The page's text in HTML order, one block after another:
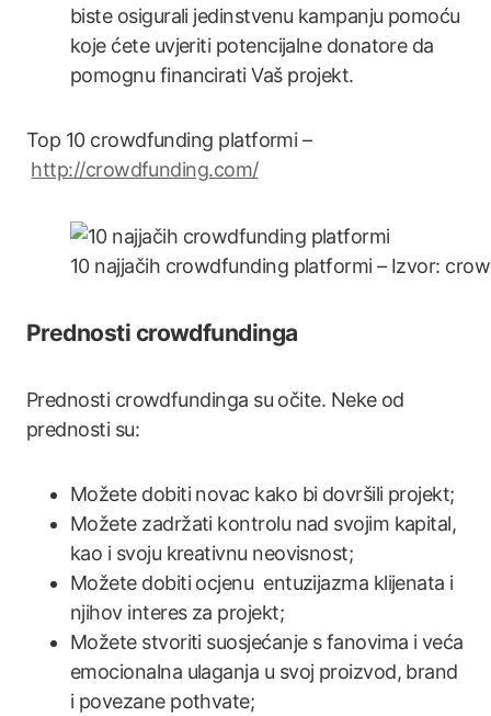
biste osigurali jedinstvenu kampanju pomoću
koje ćete uvjeriti potencijalne donatore da
pomognu financirati Vaš projekt.
Top 10 crowdfunding platformi –
http://crowdfunding.com/
10 najjačih crowdfunding platformi – Izvor:
Prednosti crowdfundinga
Prednosti crowdfundinga su očite. Neke od
prednosti su:
Možete dobiti novac kako bi dovršili projekt;
Možete zadržati kontrolu nad svojim kapital,
kao i svoju kreativnu neovisnost;
Možete dobiti ocjenu entuzijazma klijenata i
njihov interes za ​​projekt;
Možete stvoriti suosjećanje s fanovima i veća
emocionalna ulaganja u svoj ​​proizvod, brand
i povezane pothvate;